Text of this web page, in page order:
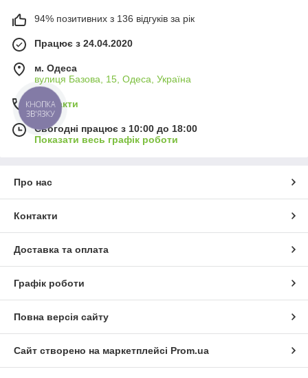
94% позитивних з 136 відгуків за рік
Працює з 24.04.2020
м. Одеса
вулиця Базова, 15, Одеса, Україна
Контакти
Сьогодні працює з 10:00 до 18:00
Показати весь графік роботи
Про нас
Контакти
Доставка та оплата
Графік роботи
Повна версія сайту
Сайт створено на маркетплейсі Prom.ua
КНОПКА
ЗВ'ЯЗКУ